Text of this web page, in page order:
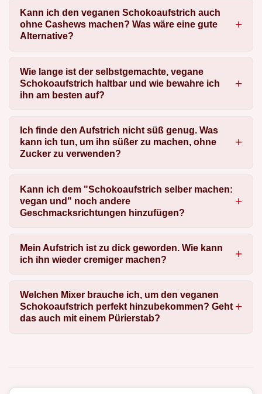
Kann ich den veganen Schokoaufstrich auch
ohne Cashews machen? Was wäre eine gute
Alternative?
Wie lange ist der selbstgemachte, vegane
Schokoaufstrich haltbar und wie bewahre ich
ihn am besten auf?
Ich finde den Aufstrich nicht süß genug. Was
kann ich tun, um ihn süßer zu machen, ohne
Zucker zu verwenden?
Kann ich dem "Schokoaufstrich selber machen:
vegan und" noch andere
Geschmacksrichtungen hinzufügen?
Mein Aufstrich ist zu dick geworden. Wie kann
ich ihn wieder cremiger machen?
Welchen Mixer brauche ich, um den veganen
Schokoaufstrich perfekt hinzubekommen? Geht
das auch mit einem Pürierstab?